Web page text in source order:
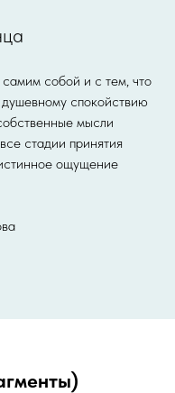
собой и с тем, что
спокойствию
мысли
стадии принятия
ощущение